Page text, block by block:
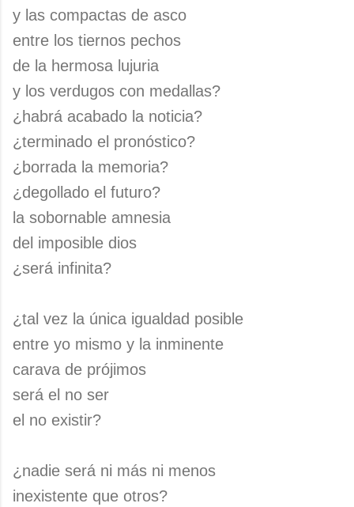
y las compactas de asco
entre los tiernos pechos
de la hermosa lujuria
y los verdugos con medallas?
¿habrá acabado la noticia?
¿terminado el pronóstico?
¿borrada la memoria?
¿degollado el futuro?
la sobornable amnesia
del imposible dios
¿será infinita?
¿tal vez la única igualdad posible
entre yo mismo y la inminente
carava de prójimos
será el no ser
el no existir?
¿nadie será ni más ni menos
inexistente que otros?